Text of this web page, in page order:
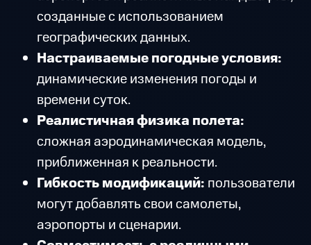
созданные с использованием
географических данных.
Настраиваемые погодные условия:
динамические изменения погоды и
времени суток.
Реалистичная физика полета:
сложная аэродинамическая модель,
приближенная к реальности.
Гибкость модификаций: пользователи
могут добавлять свои самолеты,
аэропорты и сценарии.